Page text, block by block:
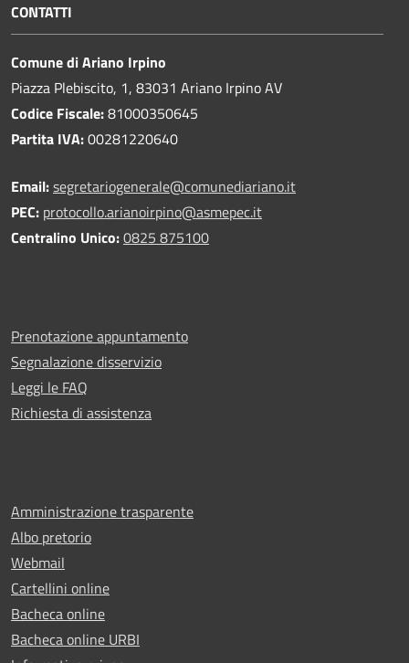
CONTATTI
Comune di Ariano Irpino
Piazza Plebiscito, 1, 83031 Ariano Irpino AV
Codice Fiscale:81000350645
Partita IVA:00281220640
Email:segretariogenerale@comunediariano.it
PEC: protocollo.arianoirpino@asmepec.it
Centralino Unico:0825 875100
Prenotazione appuntamento
Segnalazione disservizio
Leggi le FAQ
Richiesta di assistenza
Amministrazione trasparente
Albo pretorio
Webmail
Cartellini online
Bacheca online
Bacheca online URBI